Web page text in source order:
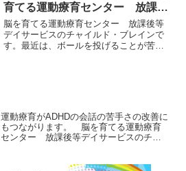
育てる運動療育センター 放課後
等デイサービスのチャイルド・ブ
レイン
脳を育てる運動療育センター 放課後等
デイサービスのチャイルド・ブレインで
す。最近は、ボールを投げることが苦手
運動療育がADHDの会話の苦手さの改善に
もつながります。 脳を育てる運動療育
センター 放課後等デイサービスのチャ